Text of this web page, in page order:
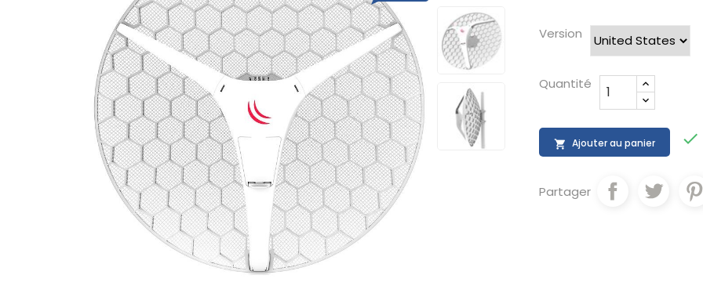
Version
Quantité
 Ajouter au panier 
Partager